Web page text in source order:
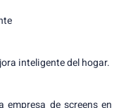
inteligente del hogar.
de screens en